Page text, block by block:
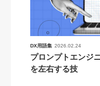
DX用語集 2026.02.24
プロンプトエンジ
を左右する技